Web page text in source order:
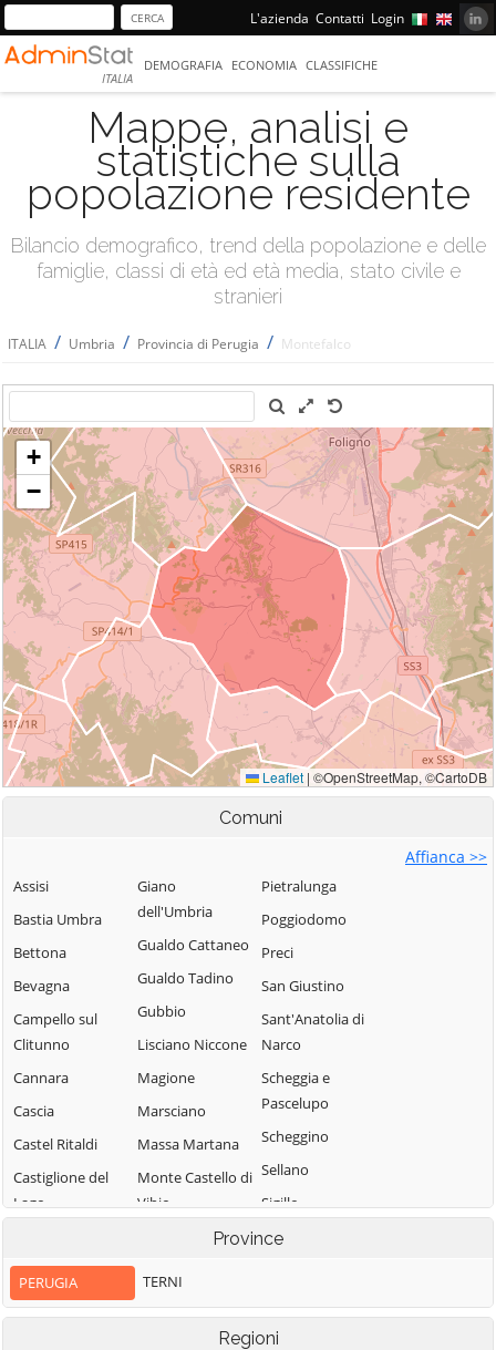
L'azienda Contatti Login
ITALIA
DEMOGRAFIA ECONOMIA CLASSIFICHE
Mappe, analisi e
statistiche sulla
popolazione residente
Bilancio demografico, trend della popolazione e delle
famiglie, classi di età ed età media, stato civile e
stranieri
ITALIA / Umbria / Provincia di Perugia / Montefalco
Comuni
Affianca >>
Assisi
Bastia Umbra
Bettona
Bevagna
Campello sul
Clitunno
Cannara
Cascia
Castel Ritaldi
Castiglione del
Lago
Spoleto
Citerna
Giano
dell'Umbria
Gualdo Cattaneo
Gualdo Tadino
Gubbio
Lisciano Niccone
Magione
Marsciano
Massa Martana
Monte Castello di
Vibio
Monte Santa
Monteleone di
Pietralunga
Poggiodomo
Preci
San Giustino
Sant'Anatolia di
Narco
Scheggia e
Pascelupo
Scheggino
Sellano
Sigillo
Spello
Torgiano
Province
PERUGIA TERNI
Regioni